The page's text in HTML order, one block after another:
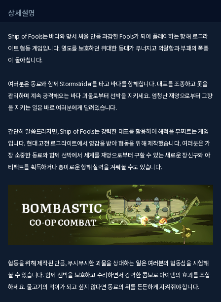
상세설명
Ship of Fools는 바다와 맞서 싸울 만큼 과감한 Fools가 되어 플레이하는 항해 로그라
이트 협동 게임입니다. 열도를 보호하던 위대한 등대가 무너지고 악랄함과 부패의 폭풍
이 몰아칩니다.
여러분은 동료와 함께 Stormstrider를 타고 바다를 항해합니다. 대포를 조종하고 돛을
관리하며 계속 공격해오는 바다 괴물로부터 선박을 지키세요. 엄청난 재앙으로부터 고향
을 지키는 일은 바로 여러분에게 달려있습니다.
간단히 말씀드리자면, Ship of Fools는 강력한 대포를 활용하여 해적을 무찌르는 게임
입니다. 현대 고전 로그라이트에서 영감을 받아 협동을 위해 제작했습니다. 여러분은 가
장 소중한 동료와 함께 선박에서 세계를 재앙으로부터 구할 수 있는 새로운 장신구와 아
티팩트를 획득하거나 흥미로운 항해 실력을 겨뤄볼 수도 있습니다.
협동을 위해 제작된 만큼, 무시무시한 괴물을 상대하는 일은 여러분의 협동심을 시험해
볼 수 있습니다. 함께 선박을 보호하고 수리하면서 강력한 콤보로 아이템의 효과를 조합
하세요. 물고기의 먹이가 되고 싶지 않다면 동료의 뒤를 든든하게 지켜줘야 합니다.